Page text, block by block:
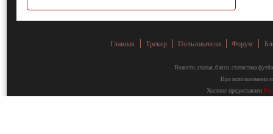
Главная Трекер Пользователи Форум
Новости, статьи, блоги, статистика
При использовании
Хостинг предоставлен